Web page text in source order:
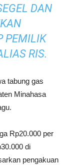
DAN
PEMILIK
RIS.
tabung gas
Minahasa
Rp20.000 per
di
pengakuan